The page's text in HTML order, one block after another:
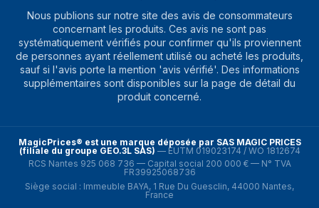
Poids (avec
support)
28,4 kg
Largeur (sans
support)
1448 mm
45 mm
Hauteur (sans
support)
838 mm
Poids (sans
24,4 kg
Nous publions sur notre site des avis de consommateurs
concernant les produits. Ces avis ne sont pas
systématiquement vérifiés pour confirmer qu'ils proviennent
de personnes ayant réellement utilisé ou acheté les produits,
sauf si l'avis porte la mention 'avis vérifié'. Des informations
supplémentaires sont disponibles sur la page de détail du
produit concerné.
MagicPrices® est une marque déposée par SAS MAGIC PRICES
(filiale du groupe GEO.3L SAS) — EUTM 019023174 / WO 1812674
RCS Nantes 925 068 736 — Capital social 200 000 € — N° TVA
FR39925068736
Siège social : Immeuble BAYA, 1 Rue Du Guesclin, 44000 Nantes,
France